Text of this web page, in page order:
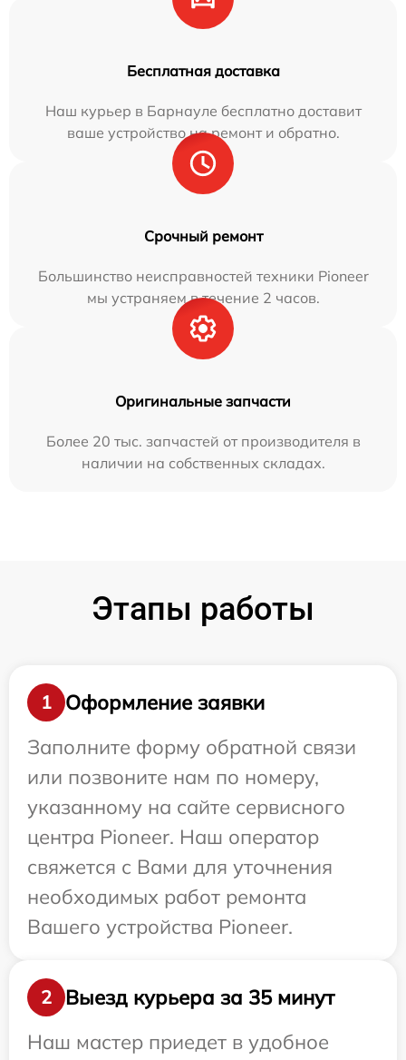
Бесплатная доставка
Наш курьер в Барнауле бесплатно доставит
ваше устройство на ремонт и обратно.
Срочный ремонт
Большинство неисправностей техники Pioneer
мы устраняем в течение 2 часов.
Оригинальные запчасти
Более 20 тыс. запчастей от производителя в
наличии на собственных складах.
Этапы работы
1
Оформление заявки
Заполните форму обратной связи
или позвоните нам по номеру,
указанному на сайте сервисного
центра Pioneer. Наш оператор
свяжется с Вами для уточнения
необходимых работ ремонта
Вашего устройства Pioneer.
2
Выезд курьера за 35 минут
Наш мастер приедет в удобное